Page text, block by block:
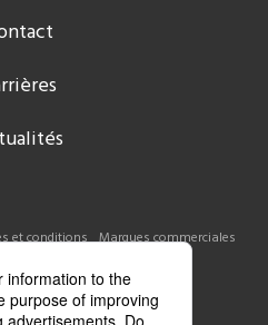
et conditions Marques commerciales